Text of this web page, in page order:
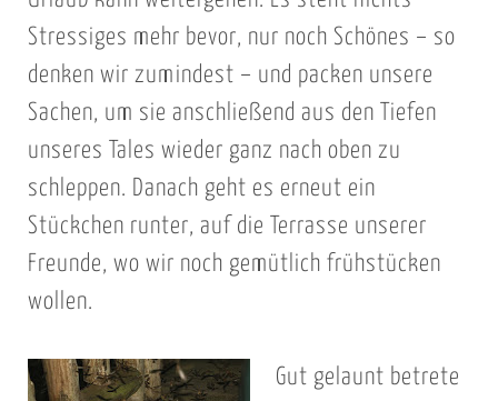
Stressiges mehr bevor, nur noch Schönes – so
denken wir zumindest – und packen unsere
Sachen, um sie anschließend aus den Tiefen
unseres Tales wieder ganz nach oben zu
schleppen. Danach geht es erneut ein
Stückchen runter, auf die Terrasse unserer
Freunde, wo wir noch gemütlich frühstücken
wollen.
Gut gelaunt betrete